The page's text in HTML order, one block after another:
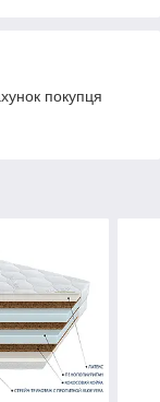
покупця